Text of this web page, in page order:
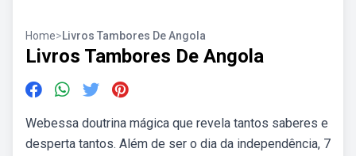
Home>Livros Tambores De Angola
Livros Tambores De Angola
Webessa doutrina mágica que revela tantos saberes e
desperta tantos. Além de ser o dia da independência, 7